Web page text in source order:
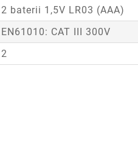
2 baterii 1,5V LR03 (AAA)
EN61010: CAT III 300V
2